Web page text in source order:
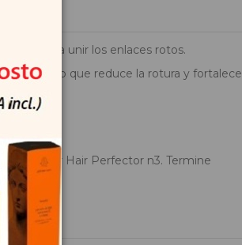
al volver a unir los enlaces rotos.
que reduce la rotura y fortalece
de aplicar Hair Perfector n3. Termine